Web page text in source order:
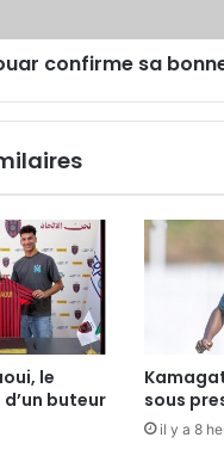
confirme sa
le
buteur
sous
il y a 8